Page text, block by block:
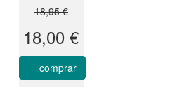
18,95 €
18,00 €
comprar